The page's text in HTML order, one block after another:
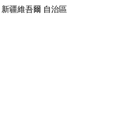
新疆維吾爾 自治區